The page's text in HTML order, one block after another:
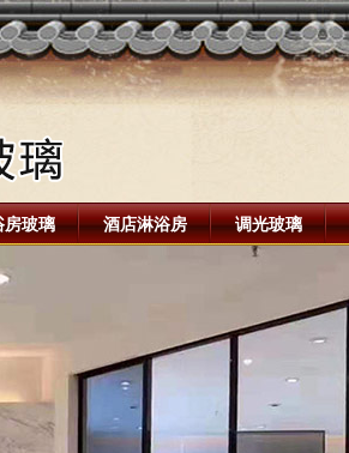
房玻璃 酒店淋浴房 调光玻璃